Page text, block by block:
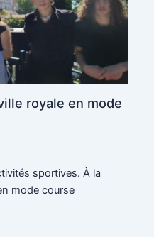
royale en mode
sportives. À la
mode course